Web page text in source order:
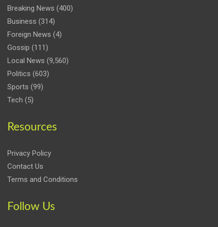
Breaking News (400)
Business (314)
Foreign News (4)
Gossip (111)
Local News (9,560)
Politics (603)
Sports (99)
Tech (5)
Resources
Privacy Policy
Contact Us
Terms and Conditions
Follow Us